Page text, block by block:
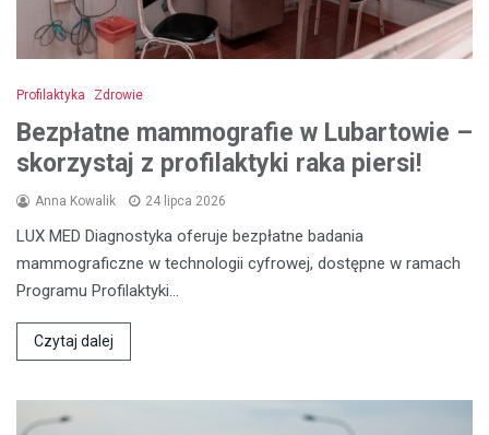
Profilaktyka Zdrowie
Bezpłatne mammografie w Lubartowie –
skorzystaj z profilaktyki raka piersi!
Anna Kowalik 24 lipca 2026
LUX MED Diagnostyka oferuje bezpłatne badania
mammograficzne w technologii cyfrowej, dostępne w ramach
Programu Profilaktyki…
Czytaj dalej